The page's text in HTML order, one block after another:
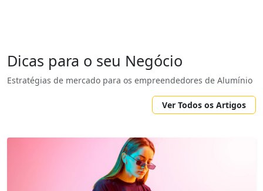
Dicas para o seu Negócio
Estratégias de mercado para os empreendedores de Alumínio
Ver Todos os Artigos